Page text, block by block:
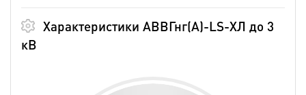
Характеристики АВВГнг(А)-LS-ХЛ до 3
кВ